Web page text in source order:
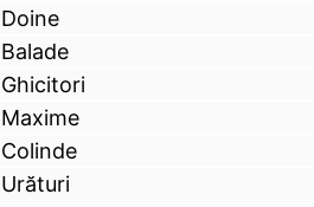
Doine
Balade
Ghicitori
Maxime
Colinde
Urături